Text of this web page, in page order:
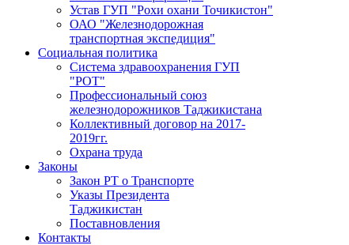
Устав ГУП "Рохи охани Точикистон"
ОАО "Железнодорожная
транспортная экспедиция"
Социальная политика
Система здравоохранения ГУП
"РОТ"
Профессиональный союз
железнодорожников Таджикистана
Коллективный договор на 2017-
2019гг.
Охрана труда
Законы
Закон РТ о Транспорте
Указы Президента
Таджикистан
Поставновления
Контакты